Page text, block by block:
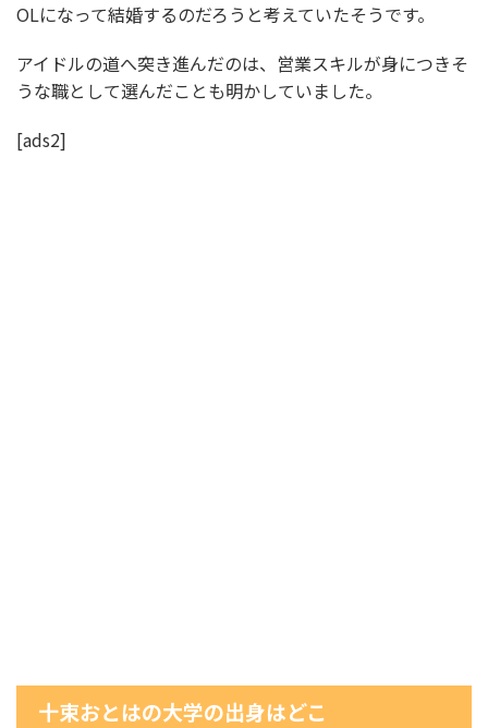
OLになって結婚するのだろうと考えていたそうです。
アイドルの道へ突き進んだのは、営業スキルが身につきそ
うな職として選んだことも明かしていました。
[ads2]
十束おとはの大学の出身はどこ